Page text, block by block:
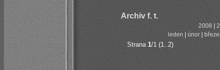
Archiv f. t.
2008
leden
únor
Strana 1/1 (1..2)